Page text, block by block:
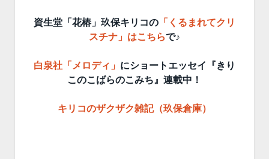
資生堂「花椿」玖保キリコの 「くるまれてクリ
スチナ」はこちらで♪
白泉社「メロディ」 にショートエッセイ『きり
このこばらのこみち』連載中！
キリコのザクザク雑記（玖保倉庫）